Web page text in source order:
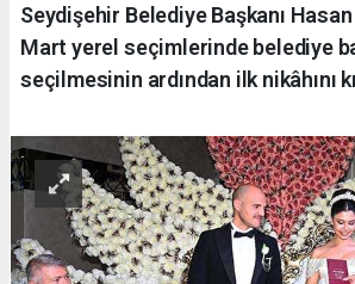
Seydişehir Belediye Başkanı
Mart yerel seçimlerinde belediye
seçilmesinin ardından ilk nikâhını